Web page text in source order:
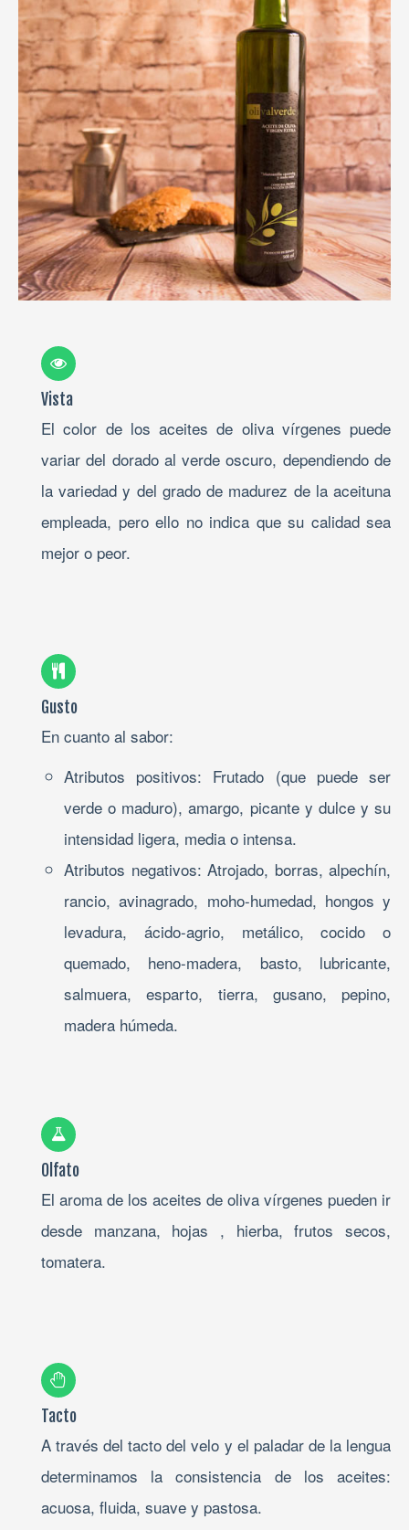
Vista
El color de los aceites de oliva vírgenes puede
variar del dorado al verde oscuro, dependiendo de
la variedad y del grado de madurez de la aceituna
empleada, pero ello no indica que su calidad sea
mejor o peor.
Gusto
En cuanto al sabor:
Atributos positivos: Frutado (que puede ser
verde o maduro), amargo, picante y dulce y su
intensidad ligera, media o intensa.
Atributos negativos: Atrojado, borras, alpechín,
rancio, avinagrado, moho-humedad, hongos y
levadura, ácido-agrio, metálico, cocido o
quemado, heno-madera, basto, lubricante,
salmuera, esparto, tierra, gusano, pepino,
madera húmeda.
Olfato
El aroma de los aceites de oliva vírgenes pueden ir
desde manzana, hojas , hierba, frutos secos,
tomatera.
Tacto
A través del tacto del velo y el paladar de la lengua
determinamos la consistencia de los aceites:
acuosa, fluida, suave y pastosa.